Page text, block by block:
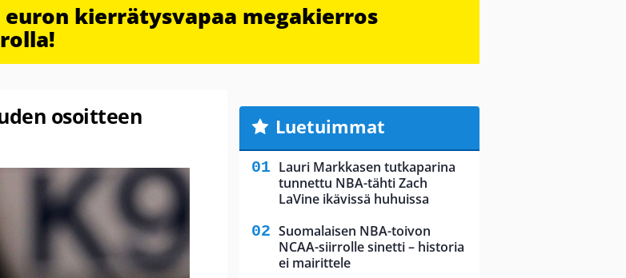
kierrätysvapaa megakierros
osoitteen Luetuimmat
Lauri Markkasen tutkaparina
tunnettu NBA-tähti Zach
LaVine ikävissä huhuissa
Suomalaisen NBA-toivon
NCAA-siirrolle sinetti – historia
ei mairittele